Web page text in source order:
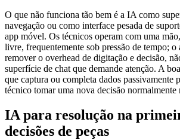
O que não funciona tão bem é a IA como
navegação ou como interface pesada de
app móvel. Os técnicos operam com uma
livre, frequentemente sob pressão de tempo; o
remover o overhead de digitação e decisão,
superfície de chat que demande atenção. A
que captura ou completa dados passivamente
técnico tomar uma nova decisão normalmente
IA para resolução na
decisões de peças